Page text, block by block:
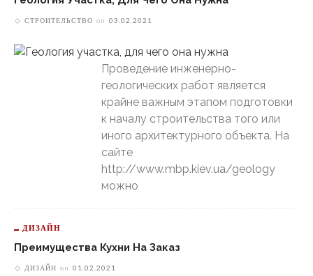
СТРОИТЕЛЬСТВО on 03.02.2021
Проведение инженерно-
геологических работ является
крайне важным этапом подготовки
к началу строительства того или
иного архитектурного объекта. На
сайте
http://www.mbp.kiev.ua/geology
можно
ДИЗАЙН
Преимущества Кухни На Заказ
ДИЗАЙН on 01.02.2021